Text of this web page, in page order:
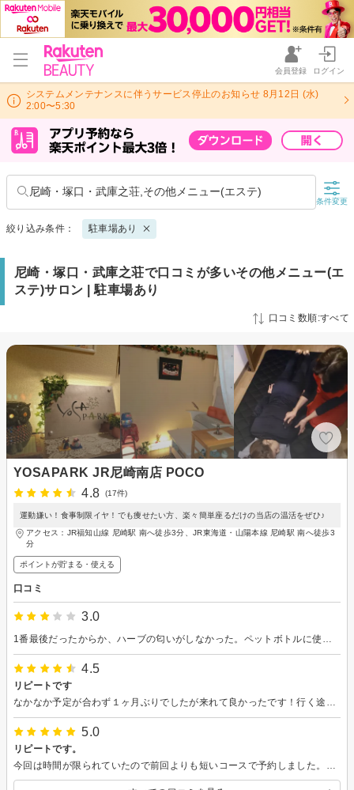
会員登録 ログイン
システムメンテナンスに伴うサービス停止のお知らせ 8月12日 (水)
2:00〜5:30
尼崎・塚口・武庫之荘,その他メニュー(エステ)
条件変更
絞り込み条件： 駐車場あり
尼崎・塚口・武庫之荘で口コミが多いその他メニュー(エ
ステ)サロン | 駐車場あり
口コミ数順:すべて
YOSAPARK JR尼崎南店 POCO
4.8
(17件)
運動嫌い！食事制限イヤ！でも痩せたい方、楽々簡単座るだけの当店の温活をぜひ♪
アクセス：JR福知山線 尼崎駅 南へ徒歩3分、JR東海道・山陽本線 尼崎駅 南へ徒歩3
分
ポイントが貯まる・使える
口コミ
3.0
4.5
リピートです
5.0
リピートです。